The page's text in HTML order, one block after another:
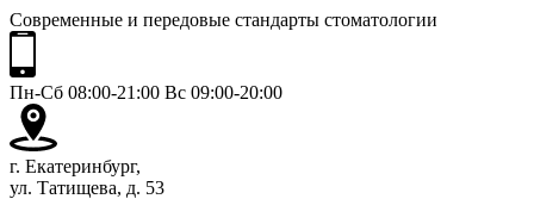
Современные и передовые стандарты стоматологии
Пн-Сб 08:00-21:00 Вс 09:00-20:00
г. Екатеринбург,
ул. Татищева, д. 53